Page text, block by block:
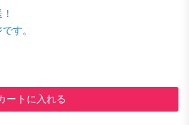
す。
ートに入れる